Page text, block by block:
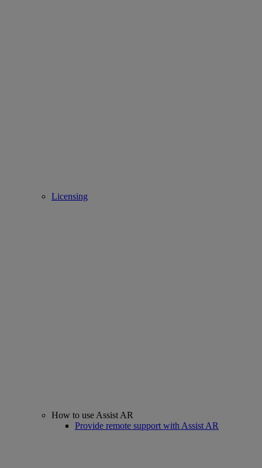
Licensing
How to use Assist AR
Provide remote support with Assist AR